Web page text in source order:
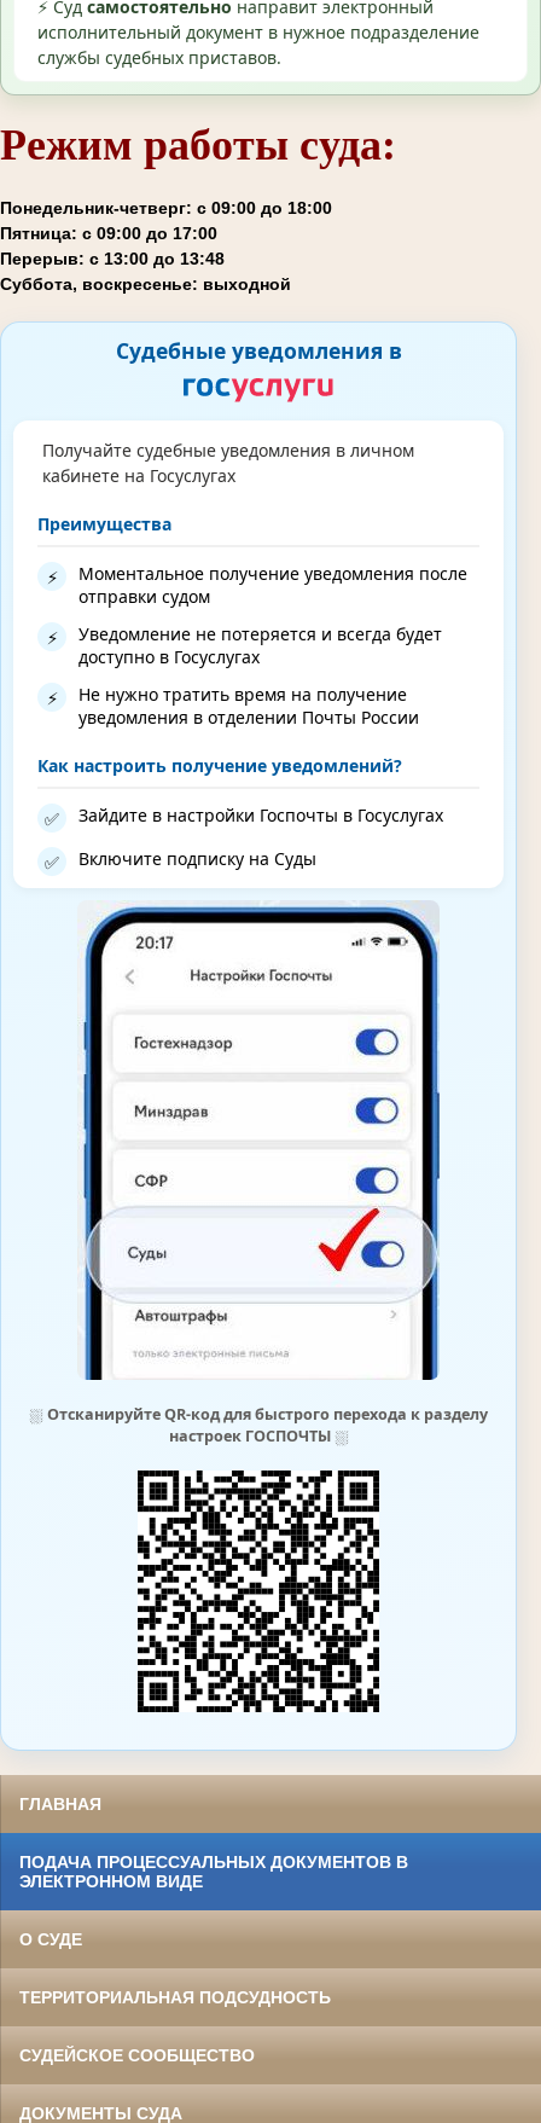
⚡ Суд самостоятельно направит электронный
исполнительный документ в нужное подразделение
службы судебных приставов.
Режим работы суда:
Понедельник-четверг: с 09:00 до 18:00
Пятница: с 09:00 до 17:00
Перерыв: с 13:00 до 13:48
Суббота, воскресенье: выходной
Судебные уведомления в
Получайте судебные уведомления в личном
кабинете на Госуслугах
Преимущества
⚡
Моментальное получение уведомления после
отправки судом
⚡
Уведомление не потеряется и всегда будет
доступно в Госуслугах
⚡
Не нужно тратить время на получение
уведомления в отделении Почты России
Как настроить получение уведомлений?
✅ Зайдите в настройки Госпочты в Госуслугах
✅ Включите подписку на Суды
⛆ Отсканируйте QR-код для быстрого перехода к разделу
настроек ГОСПОЧТЫ⛆
ГЛАВНАЯ
ПОДАЧА ПРОЦЕССУАЛЬНЫХ ДОКУМЕНТОВ В
ЭЛЕКТРОННОМ ВИДЕ
О СУДЕ
ТЕРРИТОРИАЛЬНАЯ ПОДСУДНОСТЬ
СУДЕЙСКОЕ СООБЩЕСТВО
ДОКУМЕНТЫ СУДА